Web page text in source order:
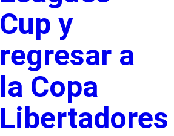
Cup y
regresar a
la Copa
Libertadores